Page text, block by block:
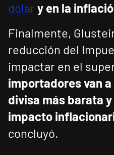
dólary en la
Finalmente,
reducción del
impactar en el
importadores van
divisa más barata
impacto
concluyó.